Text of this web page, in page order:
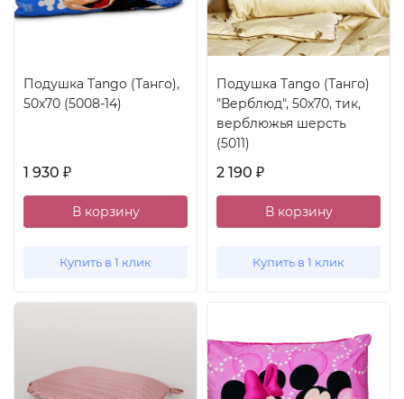
Подушка Tango (Танго),
50x70 (5008-14)
1 930 ₽
В корзину
Купить в 1 клик
Подушка Tango (Танго)
"Верблюд", 50x70, тик,
верблюжья шерсть
(5011)
2 190 ₽
В корзину
Купить в 1 клик